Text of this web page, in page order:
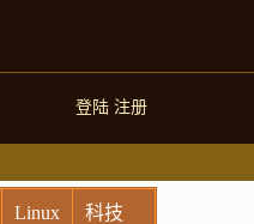
登陆 注册
Linux 科技